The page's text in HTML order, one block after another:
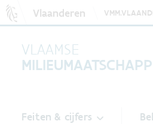
Vlaanderen
VLAAMSE
Feiten & cijfers